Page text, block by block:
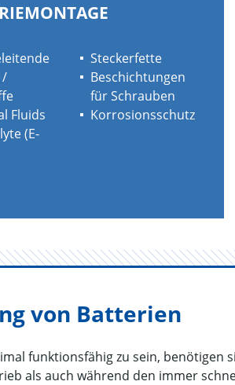
/
Fluids
(E-
Steckerfette
Beschichtungen
für Schrauben
Korrosionsschutz
von Batterien
funktionsfähig zu sein, benötigen
als auch während den immer